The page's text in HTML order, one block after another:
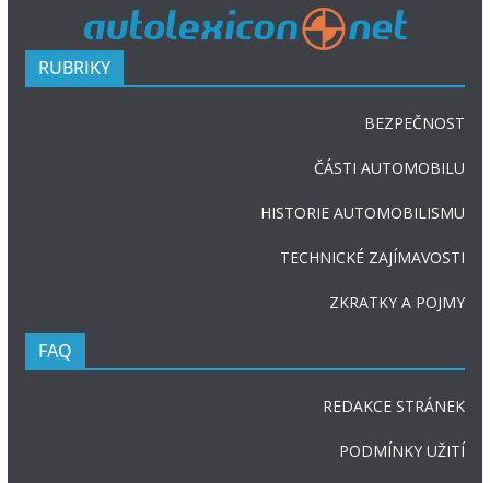
RUBRIKY
BEZPEČNOST
ČÁSTI AUTOMOBILU
HISTORIE AUTOMOBILISMU
TECHNICKÉ ZAJÍMAVOSTI
ZKRATKY A POJMY
FAQ
REDAKCE STRÁNEK
PODMÍNKY UŽITÍ